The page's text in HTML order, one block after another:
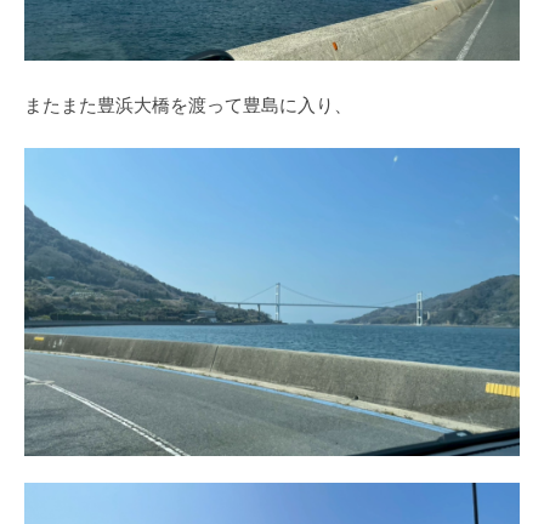
またまた豊浜大橋を渡って豊島に入り、